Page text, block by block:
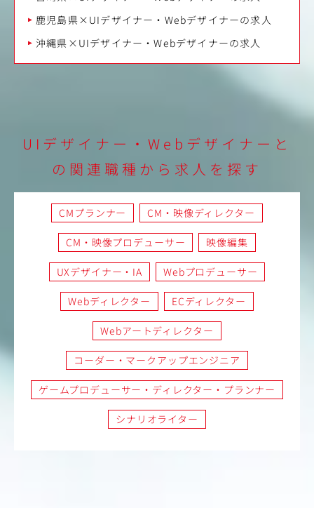
鹿児島県×UIデザイナー・Webデザイナーの求人
沖縄県×UIデザイナー・Webデザイナーの求人
UIデザイナー・Webデザイナーと
の関連職種から求人を探す
CMプランナー CM・映像ディレクター
CM・映像プロデューサー 映像編集
UXデザイナー・IA Webプロデューサー
Webディレクター ECディレクター
Webアートディレクター
コーダー・マークアップエンジニア
ゲームプロデューサー・ディレクター・プランナー
シナリオライター